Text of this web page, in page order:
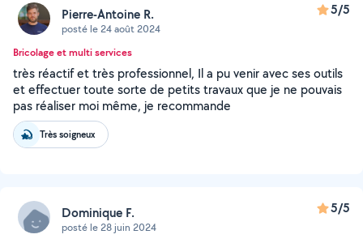
Pierre-Antoine R.
posté le 24 août 2024
5/5
Bricolage et multi services
très réactif et très professionnel, Il a pu venir avec ses outils
et effectuer toute sorte de petits travaux que je ne pouvais
pas réaliser moi même, je recommande
Très soigneux
Dominique F.
posté le 28 juin 2024
5/5